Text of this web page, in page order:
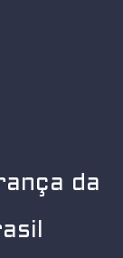
da